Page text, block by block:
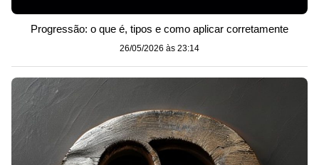
Progressão: o que é, tipos e como aplicar corretamente
26/05/2026 às 23:14